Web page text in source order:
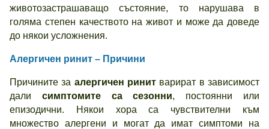
животозастрашаващо състояние, то нарушава в
голяма степен качеството на живот и може да доведе
до някои усложнения.
Алергичен ринит – Причини
Причините за алергичен ринит варират в зависимост
дали симптомите са сезонни, постоянни или
епизодични. Някои хора са чувствителни към
множество алергени и могат да имат симптоми на